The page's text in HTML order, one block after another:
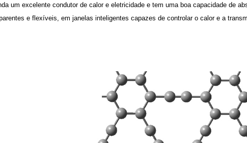
um excelente condutor de calor e eletricidade e tem uma boa capacidade de
e flexíveis, em janelas inteligentes capazes de controlar o calor e a